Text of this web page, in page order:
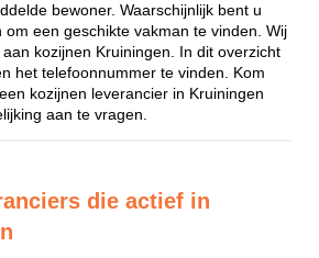
bewoner. Waarschijnlijk bent u
om een geschikte vakman te vinden. Wij
kozijnen Kruiningen. In dit overzicht
het telefoonnummer te vinden. Kom
kozijnen leverancier in Kruiningen
aan te vragen.
die actief in